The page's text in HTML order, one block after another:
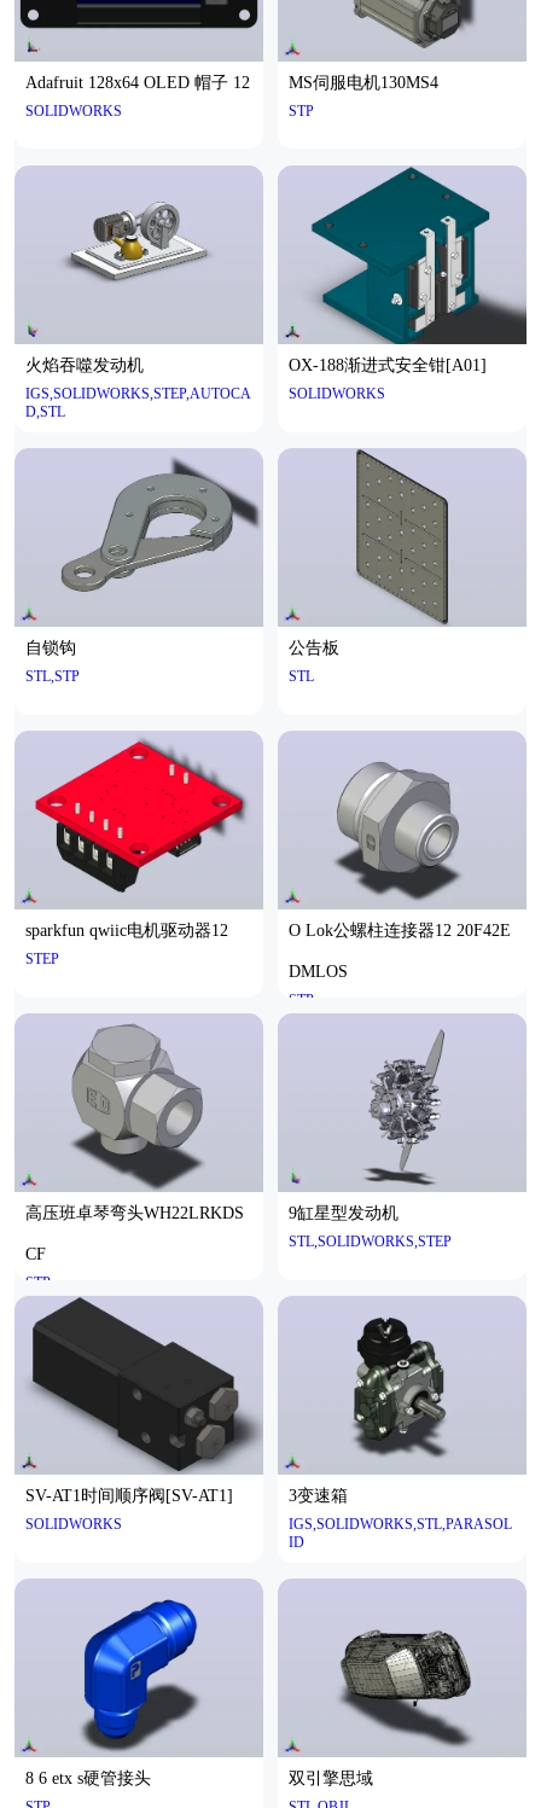
Adafruit 128x64 OLED 帽子 12
SOLIDWORKS
MS伺服电机130MS4
STP
火焰吞噬发动机
IGS,SOLIDWORKS,STEP,AUTOCA
D,STL
OX-188渐进式安全钳[A01]
SOLIDWORKS
自锁钩
STL,STP
公告板
STL
sparkfun qwiic电机驱动器12
STEP
O Lok公螺柱连接器12 20F42E
DMLOS
STP
高压班卓琴弯头WH22LRKDS
CF
STP
9缸星型发动机
STL,SOLIDWORKS,STEP
SV-AT1时间顺序阀[SV-AT1]
SOLIDWORKS
3变速箱
IGS,SOLIDWORKS,STL,PARASOL
ID
8 6 etx s硬管接头 双引擎思域